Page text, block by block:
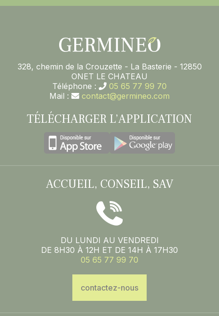
328, chemin de la Crouzette - La Basterie - 12850
ONET LE CHATEAU
Téléphone :
05 65 77 99 70
Mail :
contact@germineo.com
TÉLÉCHARGER L’APPLICATION
ACCUEIL, CONSEIL, SAV
DU LUNDI AU VENDREDI
DE 8H30 À 12H ET DE 14H À 17H30
05 65 77 99 70
contactez-nous